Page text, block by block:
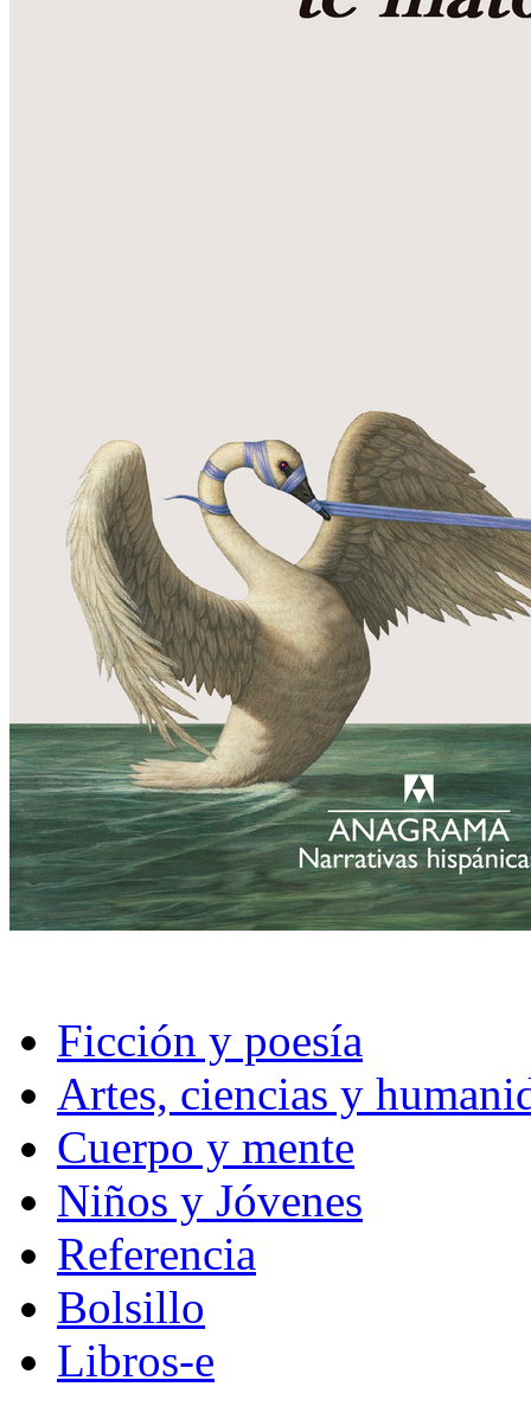
Ficción y poesía
Artes, ciencias y
Cuerpo y mente
Niños y Jóvenes
Referencia
Bolsillo
Libros-e